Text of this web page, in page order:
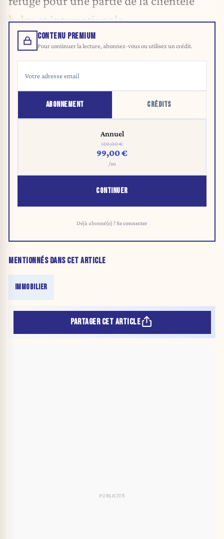
belge et internationale.
CONTENU PREMIUM
Pour continuer la lecture, abonnez-vous ou utilisez un crédit.
ABONNEMENT CRÉDITS
Annuel
120,00 €
99,00 €
/an
CONTINUER
Déjà abonné(e) ?Se connecter
MENTIONNÉS DANS CET ARTICLE
IMMOBILIER
PARTAGER CET ARTICLE